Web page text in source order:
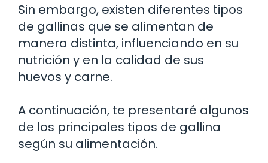
Sin embargo, existen diferentes tipos
de gallinas que se alimentan de
manera distinta, influenciando en su
nutrición y en la calidad de sus
huevos y carne.
A continuación, te presentaré algunos
de los principales tipos de gallina
según su alimentación.